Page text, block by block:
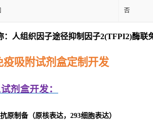
否
：人组织因子途径抑制因子2(TFPI2)酶联
疫吸附试剂盒定制开发
试剂盒开发：
原制备（原核表达，293细胞表达）